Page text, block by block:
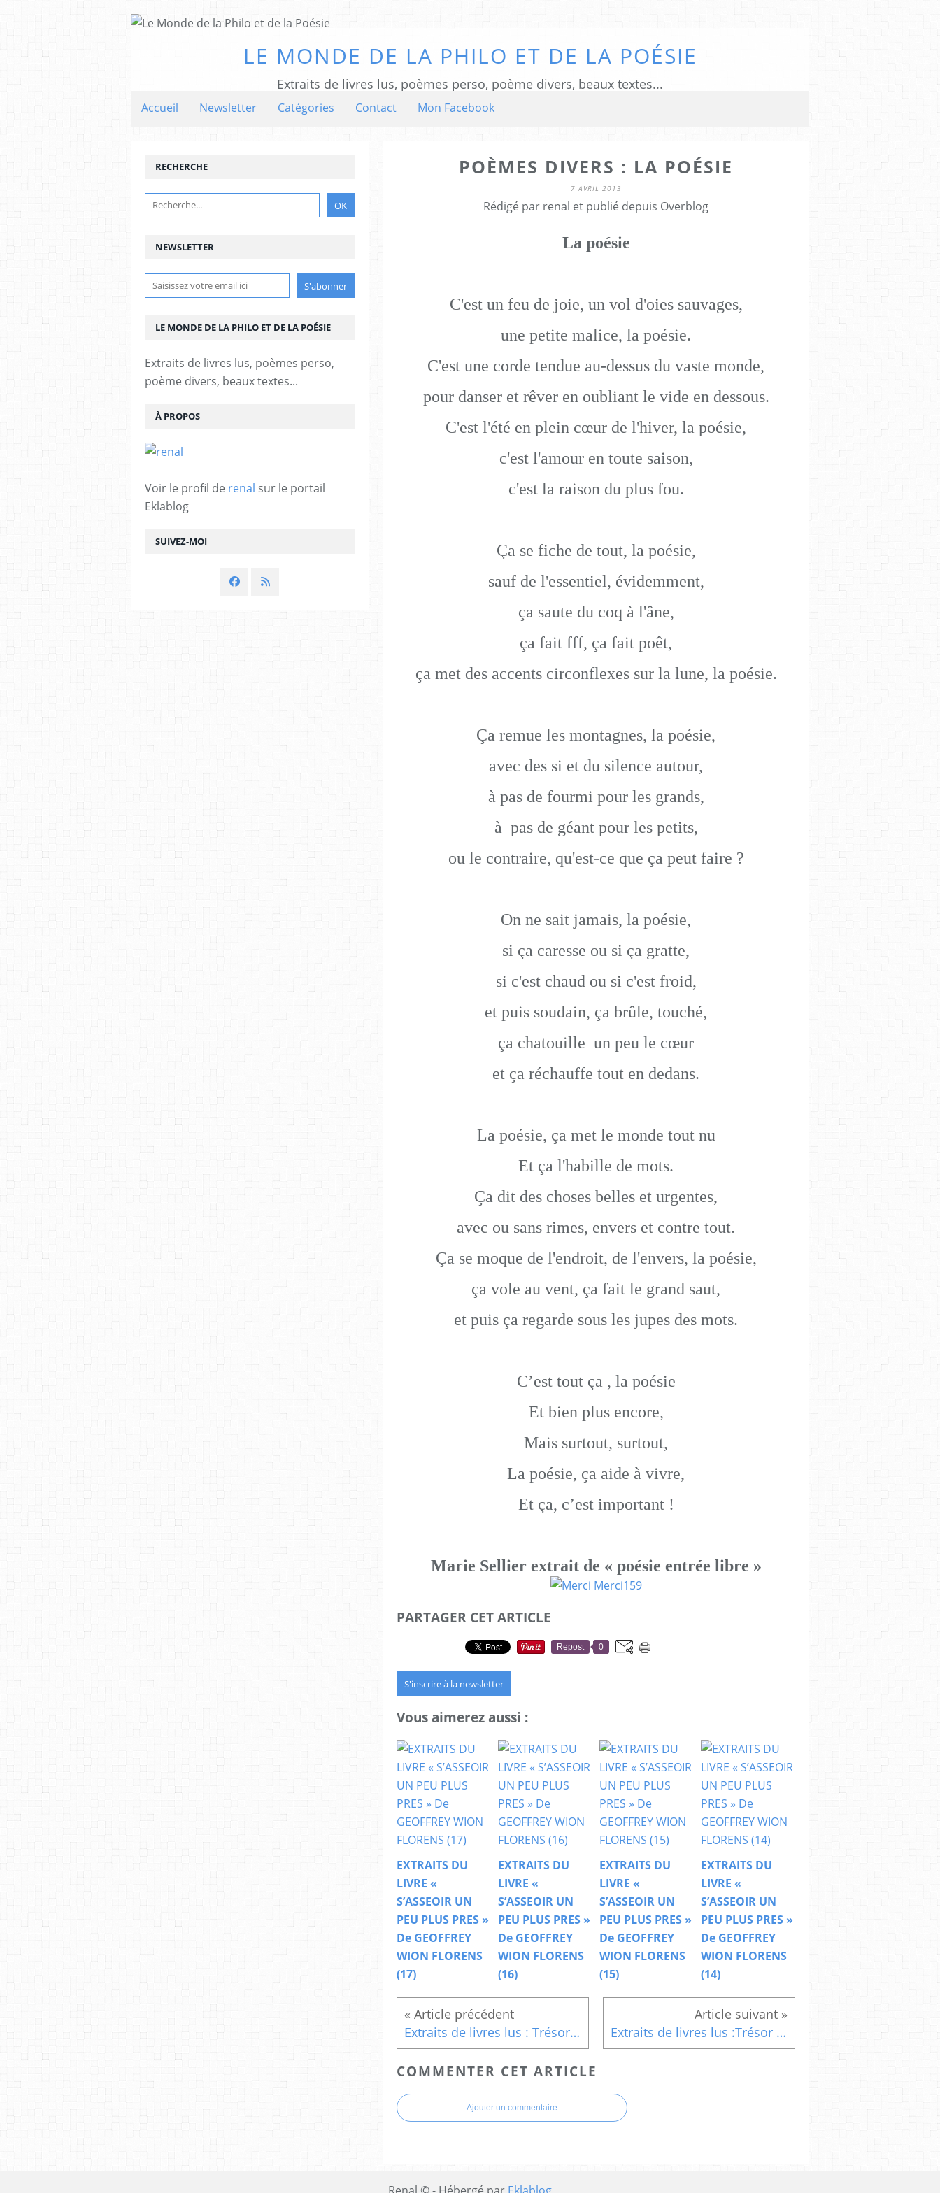
LE MONDE DE LA PHILO ET DE LA POÉSIE
Extraits de livres lus, poèmes perso, poème divers, beaux textes...
Accueil Newsletter Catégories Contact Mon Facebook
POÈMES DIVERS : LA POÉSIE
7 AVRIL 2013
Rédigé par renal et publié depuis Overblog
La poésie
C'est un feu de joie, un vol d'oies sauvages,
une petite malice, la poésie.
C'est une corde tendue au-dessus du vaste monde,
pour danser et rêver en oubliant le vide en dessous.
C'est l'été en plein cœur de l'hiver, la poésie,
c'est l'amour en toute saison,
c'est la raison du plus fou.
Ça se fiche de tout, la poésie,
sauf de l'essentiel, évidemment,
ça saute du coq à l'âne,
ça fait fff, ça fait poêt,
ça met des accents circonflexes sur la lune, la poésie.
Ça remue les montagnes, la poésie,
avec des si et du silence autour,
à pas de fourmi pour les grands,
à pas de géant pour les petits,
ou le contraire, qu'est-ce que ça peut faire ?
On ne sait jamais, la poésie,
si ça caresse ou si ça gratte,
si c'est chaud ou si c'est froid,
et puis soudain, ça brûle, touché,
ça chatouille un peu le cœur
et ça réchauffe tout en dedans.
La poésie, ça met le monde tout nu
Et ça l'habille de mots.
Ça dit des choses belles et urgentes,
avec ou sans rimes, envers et contre tout.
Ça se moque de l'endroit, de l'envers, la poésie,
ça vole au vent, ça fait le grand saut,
et puis ça regarde sous les jupes des mots.
C’est tout ça , la poésie
Et bien plus encore,
Mais surtout, surtout,
La poésie, ça aide à vivre,
Et ça, c’est important !
Marie Sellier extrait de « poésie entrée libre »
PARTAGER CET ARTICLE
Repost 0
S'inscrire à la newsletter
Vous aimerez aussi :
EXTRAITS DU
LIVRE «
S’ASSEOIR UN
PEU PLUS PRES »
De GEOFFREY
WION FLORENS
(17)
EXTRAITS DU
LIVRE «
S’ASSEOIR UN
PEU PLUS PRES »
De GEOFFREY
WION FLORENS
(16)
EXTRAITS DU
LIVRE «
S’ASSEOIR UN
PEU PLUS PRES »
De GEOFFREY
WION FLORENS
(15)
EXTRAITS DU
LIVRE «
S’ASSEOIR UN
PEU PLUS PRES »
De GEOFFREY
WION FLORENS
(14)
Extraits de livres lus : Trésor de la sérénité d'Anselm Grün (4) Extraits de livres lus :Trésor de la sérénité d'Anselm Grün (fin)
COMMENTER CET ARTICLE
Ajouter un commentaire
NEWSLETTER
SUIVEZ-MOI
RECHERCHE
LE MONDE DE LA PHILO ET DE LA POÉSIE
Extraits de livres lus, poèmes perso,
poème divers, beaux textes...
À PROPOS
Voir le profil de renal sur le portail
Eklablog
Renal © - Hébergé par Eklablog